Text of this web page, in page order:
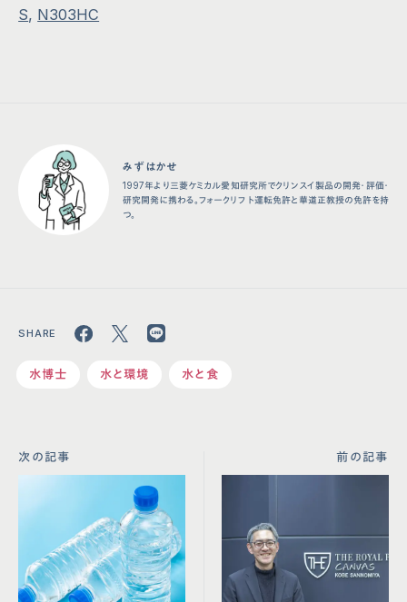
S, N303HC
みずはかせ
1997年より三菱ケミカル愛知研究所でクリンスイ製品の開発・評価・
研究開発に携わる。フォークリフト運転免許と華道正教授の免許を持
つ。
水博士 水と環境 水と食
次の記事 前の記事